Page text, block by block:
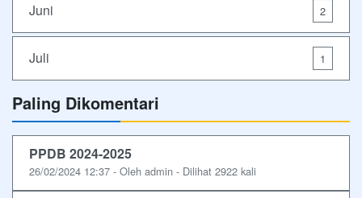
Juni 2
Juli 1
Paling Dikomentari
PPDB 2024-2025
26/02/2024 12:37 - Oleh admin - Dilihat 2922 kali